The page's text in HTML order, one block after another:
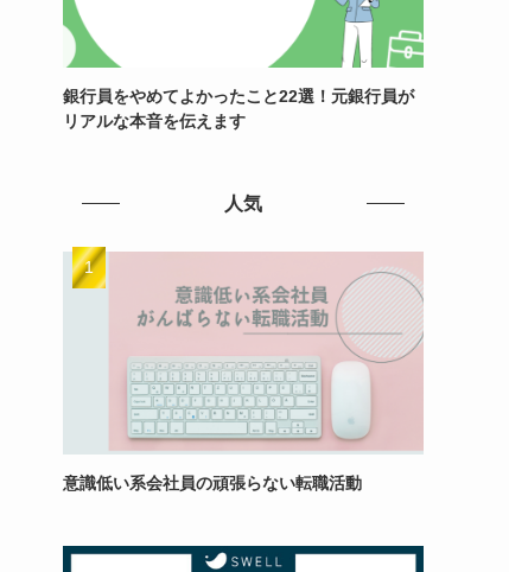
銀行員をやめてよかったこと22選！元銀行員が
リアルな本音を伝えます
人気
意識低い系会社員の頑張らない転職活動